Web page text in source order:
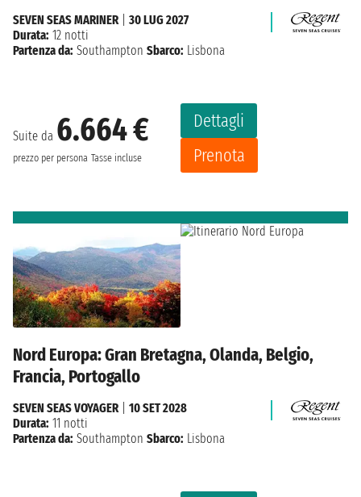
Suite da 6.664 €
prezzo per persona Tasse incluse
Dettagli
Prenota
SEVEN SEAS MARINER
30 LUG 2027
Durata: 12 notti
Partenza da: Southampton Sbarco: Lisbona
Nord Europa: Gran Bretagna, Olanda, Belgio,
Francia, Portogallo
SEVEN SEAS VOYAGER| 10 SET 2028
Durata: 11 notti
Partenza da: Southampton Sbarco: Lisbona